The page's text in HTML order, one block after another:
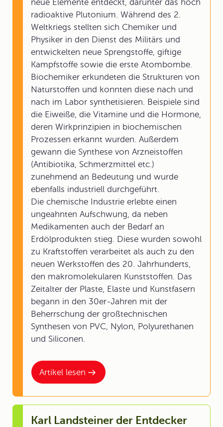
Artikel lesen
neue Elemente entdeckt, darunter das hoch
radioaktive Plutonium. Während des 2.
Weltkriegs stellten sich Chemiker und
Physiker in den Dienst des Militärs und
entwickelten neue Sprengstoffe, giftige
Kampfstoffe sowie die erste Atombombe.
Biochemiker erkundeten die Strukturen von
Naturstoffen und konnten diese nach und
nach im Labor synthetisieren. Beispiele sind
die Eiweiße, die Vitamine und die Hormone,
deren Wirkprinzipien in biochemischen
Prozessen erkannt wurden. Außerdem
gewann die Synthese von Arzneistoffen
(Antibiotika, Schmerzmittel etc.)
zunehmend an Bedeutung und wurde
ebenfalls industriell durchgeführt.
Die chemische Industrie erlebte einen
ungeahnten Aufschwung, da neben
Medikamenten auch der Bedarf an
Erdölprodukten stieg. Diese wurden sowohl
zu Kraftstoffen verarbeitet als auch zu den
neuen Werkstoffen des 20. Jahrhunderts,
den makromolekularen Kunststoffen. Das
Zeitalter der Plaste, Elaste und Kunstfasern
begann in den 30er-Jahren mit der
Beherrschung der großtechnischen
Synthesen von PVC, Nylon, Polyurethanen
und Siliconen.
Karl Landsteiner der Entdecker